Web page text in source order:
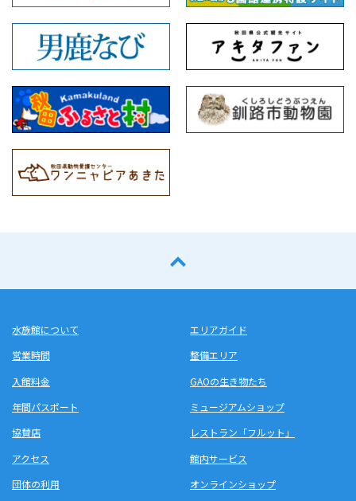
水族館について
営業時間
入館料金
年間パスポート
協賛店
アクセス
団体の利用
エリアガイド
整備エリア
GAOの生き物たち
ミュージアムショップ
レストラン「フルット」
館内サービス
オンラインショップ